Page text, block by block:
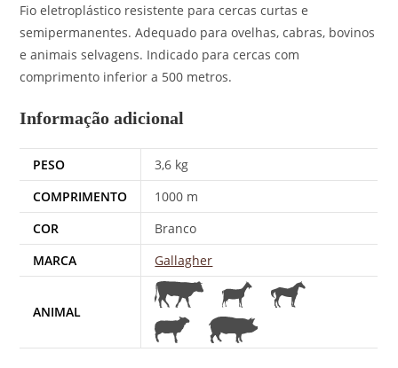
Fio eletroplástico resistente para cercas curtas e
semipermanentes. Adequado para ovelhas, cabras, bovinos
e animais selvagens. Indicado para cercas com
comprimento inferior a 500 metros.
Informação adicional
PESO
3,6 kg
COMPRIMENTO
1000 m
COR
Branco
MARCA
Gallagher
ANIMAL